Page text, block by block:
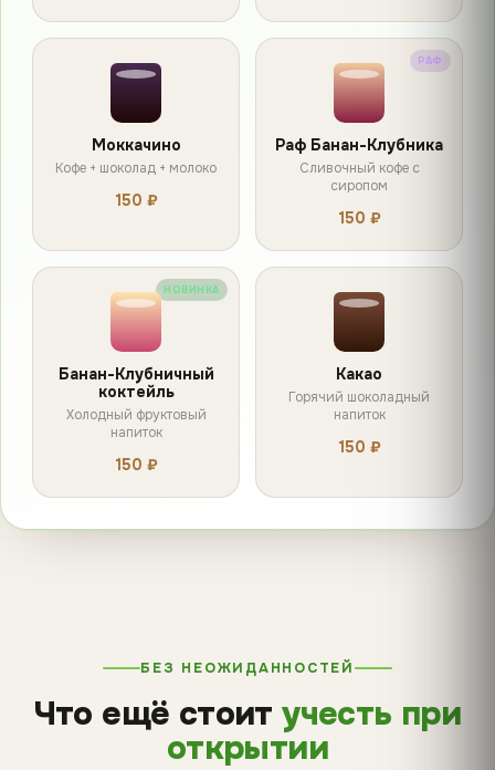
Моккачино
Кофе + шоколад + молоко
150 ₽
РАФ
Раф Банан-Клубника
Сливочный кофе с
сиропом
150 ₽
НОВИНКА
Банан-Клубничный
коктейль
Холодный фруктовый
напиток
150 ₽
Какао
Горячий шоколадный
напиток
150 ₽
БЕЗ НЕОЖИДАННОСТЕЙ
Что ещё стоитучесть при
открытии